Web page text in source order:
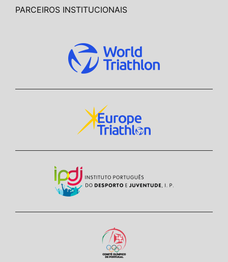
PARCEIROS INSTITUCIONAIS